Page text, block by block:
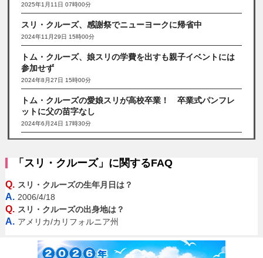
2025年1月11日 07時00分
スリ・クルーズ、感謝祭でニューヨークに帰省中
2024年11月29日 15時00分
トム・クルーズ、娘スリの学費を出すも親子イベントには
参加せず
2024年8月27日 15時00分
トム・クルーズの愛娘スリが高校卒業！ 卒業式パンフレ
ットに父の苗字なし
2024年6月24日 17時30分
「スリ・クルーズ」に関するFAQ
Q. スリ・クルーズの生年月日は？
A. 2006/4/18
Q. スリ・クルーズの出身地は？
A. アメリカ/カリフォルニア州